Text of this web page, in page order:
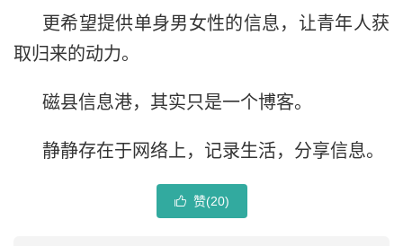
更希望提供单身男女性的信息，让青年人获
取归来的动力。
磁县信息港，其实只是一个博客。
静静存在于网络上，记录生活，分享信息。
 赞(20)